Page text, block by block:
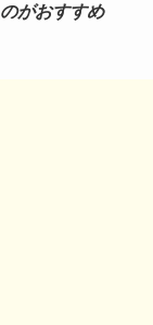
のがおすすめ